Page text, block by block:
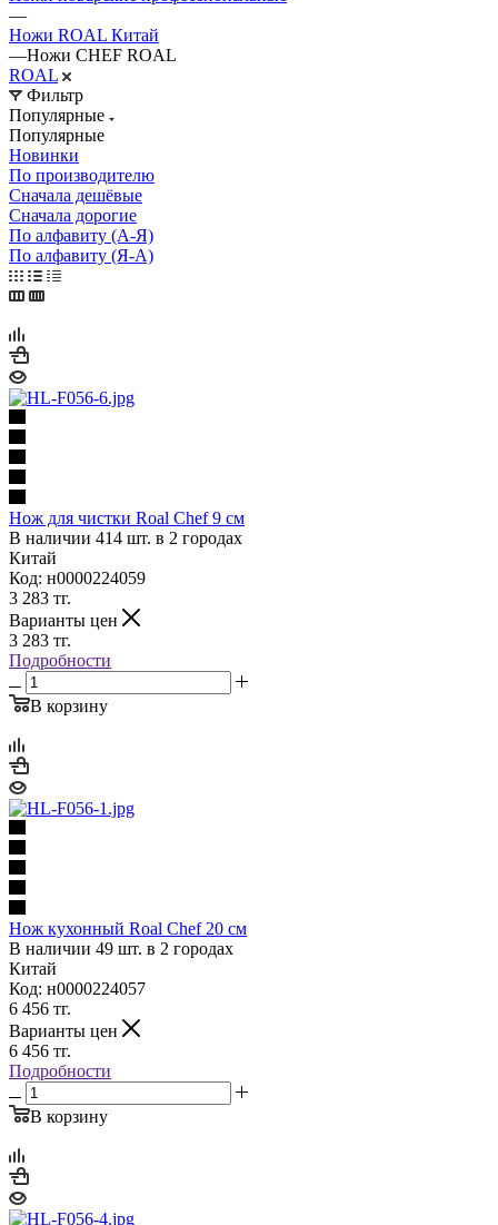
—
Ножи ROAL Китай
—Ножи CHEF ROAL
ROAL
Фильтр
Популярные
Популярные
Новинки
По производителю
Сначала дешёвые
Сначала дорогие
По алфавиту (А-Я)
По алфавиту (Я-А)
Нож для чистки Roal Chef 9 см
В наличии 414 шт. в 2 городах
Китай
Код: н0000224059
3 283 тг.
Варианты цен
3 283 тг.
Подробности
В корзину
Нож кухонный Roal Chef 20 см
В наличии 49 шт. в 2 городах
Китай
Код: н0000224057
6 456 тг.
Варианты цен
6 456 тг.
Подробности
В корзину